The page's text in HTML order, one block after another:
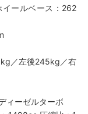
ールベース：262
／左後245kg／右
ィーゼルターボ